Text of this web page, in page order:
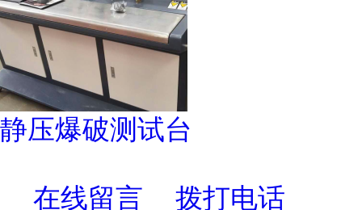
静压爆破测试台
在线留言 拨打电话